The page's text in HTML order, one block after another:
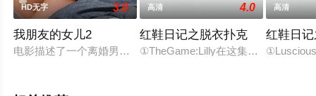
HD无字 3.0
我朋友的女儿2
电影描述了一个离婚男人和他女儿的朋友之间的爱情故事。“我
高清 4.0
红鞋日记之脱衣扑克
①TheGame:Lilly在这集红鞋日记中
高清
红鞋日